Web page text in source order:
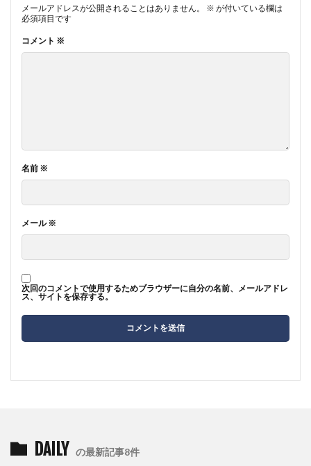
メールアドレスが公開されることはありません。 ※ が付いている欄は
必須項目です
コメント ※
名前 ※
メール※
次回のコメントで使用するためブラウザーに自分の名前、メールアドレ
ス、サイトを保存する。
DAILY の最新記事8件